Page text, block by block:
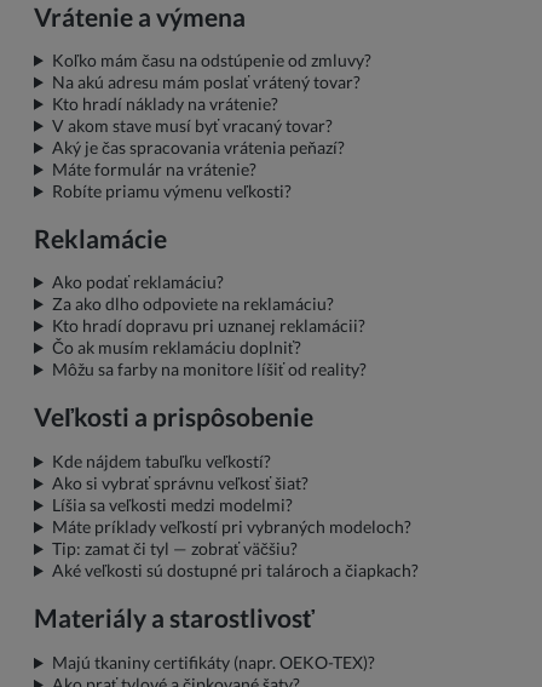
Vrátenie a výmena
Koľko mám času na odstúpenie od zmluvy?
Na akú adresu mám poslať vrátený tovar?
Kto hradí náklady na vrátenie?
V akom stave musí byť vracaný tovar?
Aký je čas spracovania vrátenia peňazí?
Máte formulár na vrátenie?
Robíte priamu výmenu veľkosti?
Reklamácie
Ako podať reklamáciu?
Za ako dlho odpoviete na reklamáciu?
Kto hradí dopravu pri uznanej reklamácii?
Čo ak musím reklamáciu doplniť?
Môžu sa farby na monitore líšiť od reality?
Veľkosti a prispôsobenie
Kde nájdem tabuľku veľkostí?
Ako si vybrať správnu veľkosť šiat?
Líšia sa veľkosti medzi modelmi?
Máte príklady veľkostí pri vybraných modeloch?
Tip: zamat či tyl — zobrať väčšiu?
Aké veľkosti sú dostupné pri talároch a čiapkach?
Materiály a starostlivosť
Majú tkaniny certifikáty (napr. OEKO-TEX)?